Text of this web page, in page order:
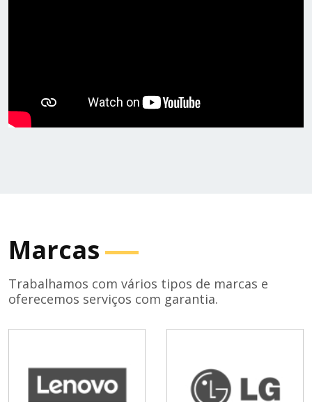
Marcas
Trabalhamos com vários tipos de marcas e
oferecemos serviços com garantia.